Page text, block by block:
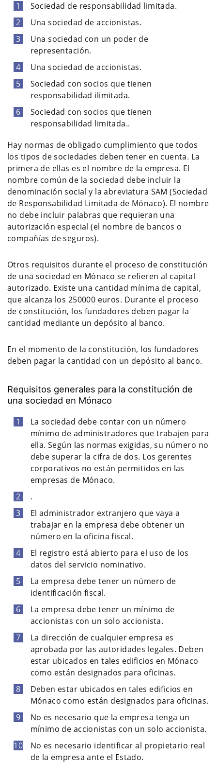
Sociedad de responsabilidad limitada.
Una sociedad de accionistas.
Una sociedad con un poder de
representación.
Una sociedad de accionistas.
Sociedad con socios que tienen
responsabilidad ilimitada.
Sociedad con socios que tienen
responsabilidad limitada..
Hay normas de obligado cumplimiento que todos
los tipos de sociedades deben tener en cuenta. La
primera de ellas es el nombre de la empresa. El
nombre común de la sociedad debe incluir la
denominación social y la abreviatura SAM (Sociedad
de Responsabilidad Limitada de Mónaco). El nombre
no debe incluir palabras que requieran una
autorización especial (el nombre de bancos o
compañías de seguros).
Otros requisitos durante el proceso de constitución
de una sociedad en Mónaco se refieren al capital
autorizado. Existe una cantidad mínima de capital,
que alcanza los 250000 euros. Durante el proceso
de constitución, los fundadores deben pagar la
cantidad mediante un depósito al banco.
En el momento de la constitución, los fundadores
deben pagar la cantidad con un depósito al banco.
Requisitos generales para la constitución de
una sociedad en Mónaco
La sociedad debe contar con un número
mínimo de administradores que trabajen para
ella. Según las normas exigidas, su número no
debe superar la cifra de dos. Los gerentes
corporativos no están permitidos en las
empresas de Mónaco.
.
El administrador extranjero que vaya a
trabajar en la empresa debe obtener un
número en la oficina fiscal.
El registro está abierto para el uso de los
datos del servicio nominativo.
La empresa debe tener un número de
identificación fiscal.
La empresa debe tener un mínimo de
accionistas con un solo accionista.
La dirección de cualquier empresa es
aprobada por las autoridades legales. Deben
estar ubicados en tales edificios en Mónaco
como están designados para oficinas.
Deben estar ubicados en tales edificios en
Mónaco como están designados para oficinas.
No es necesario que la empresa tenga un
mínimo de accionistas con un solo accionista.
No es necesario identificar al propietario real
de la empresa ante el Estado.